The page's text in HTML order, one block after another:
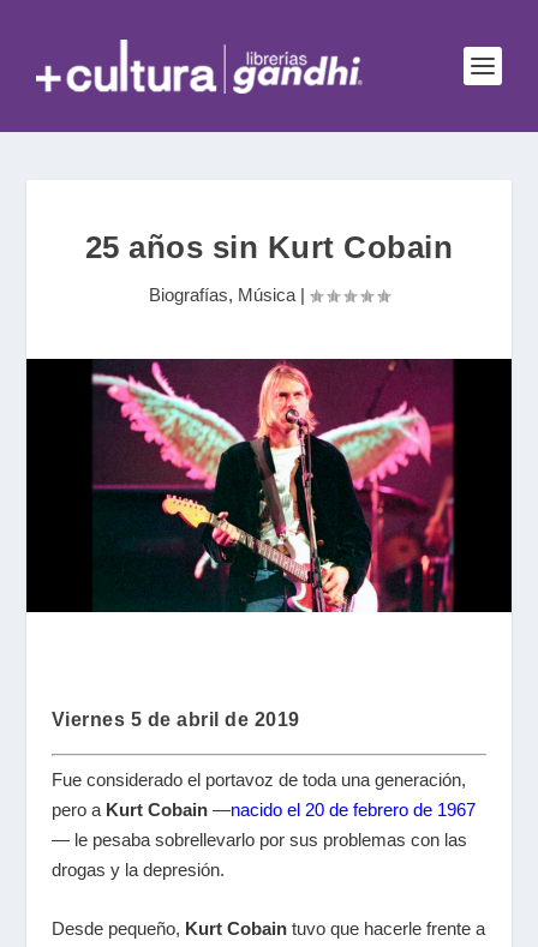
25 años sin Kurt Cobain
Biografías, Música |
Viernes 5 de abril de 2019
Fue considerado el portavoz de toda una generación,
pero a Kurt Cobain—nacido el 20 de febrero de 1967
— le pesaba sobrellevarlo por sus problemas con las
drogas y la depresión.
Desde pequeño, Kurt Cobaintuvo que hacerle frente a